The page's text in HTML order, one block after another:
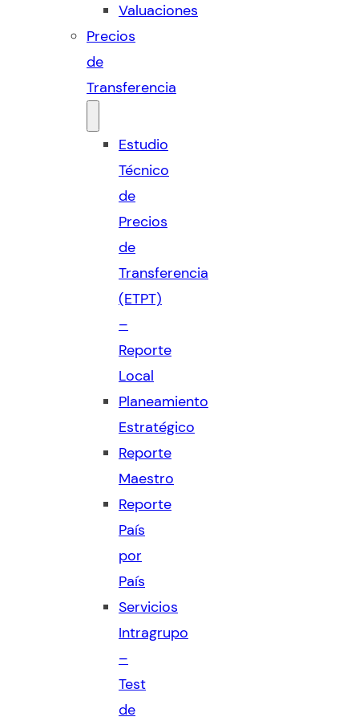
Valuaciones
Precios
de
Transferencia
Estudio
Técnico
de
Precios
de
Transferencia
(ETPT)
–
Reporte
Local
Planeamiento
Estratégico
Reporte
Maestro
Reporte
País
por
País
Servicios
Intragrupo
–
Test
de